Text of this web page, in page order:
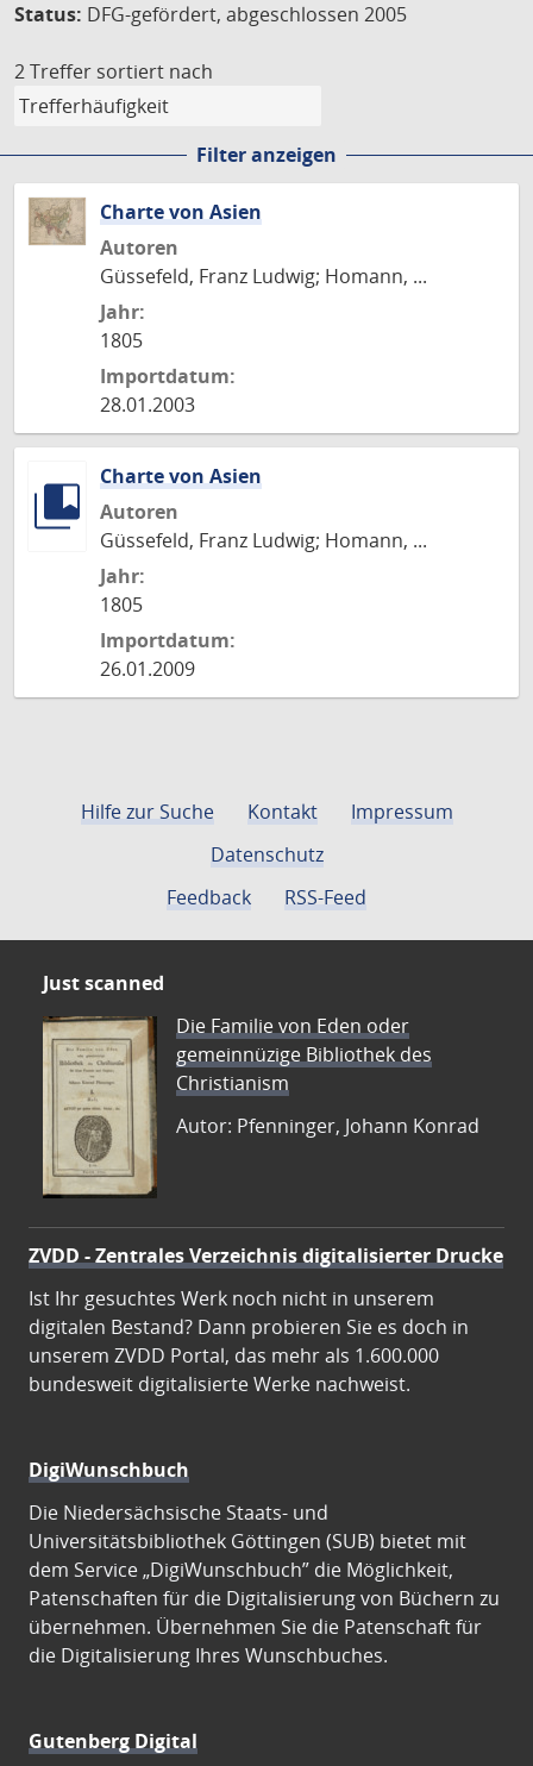
Status: DFG-gefördert, abgeschlossen 2005
2 Treffer sortiert nach
Filter anzeigen
Charte von Asien
Autoren
Güssefeld, Franz Ludwig; Homann, ...
Jahr:
1805
Importdatum:
28.01.2003
Charte von Asien
Autoren
Güssefeld, Franz Ludwig; Homann, ...
Jahr:
1805
Importdatum:
26.01.2009
Hilfe zur Suche Kontakt
Impressum
Datenschutz
Feedback
RSS-Feed
Just scanned
Die Familie von Eden oder
gemeinnüzige Bibliothek des
Christianism
Autor: Pfenninger, Johann Konrad
ZVDD - Zentrales Verzeichnis digitalisierter Drucke
Ist Ihr gesuchtes Werk noch nicht in unserem
digitalen Bestand? Dann probieren Sie es doch in
unserem ZVDD Portal, das mehr als 1.600.000
bundesweit digitalisierte Werke nachweist.
DigiWunschbuch
Die Niedersächsische Staats- und
Universitätsbibliothek Göttingen (SUB) bietet mit
dem Service „DigiWunschbuch” die Möglichkeit,
Patenschaften für die Digitalisierung von Büchern zu
übernehmen. Übernehmen Sie die Patenschaft für
die Digitalisierung Ihres Wunschbuches.
Gutenberg Digital